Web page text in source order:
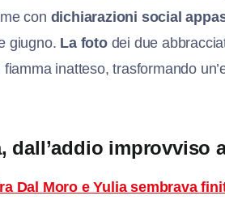
con dichiarazioni social
giugno. La fotodei due
inatteso, trasformando
dall’addio improvviso
Dal Moro e Yulia sembrava